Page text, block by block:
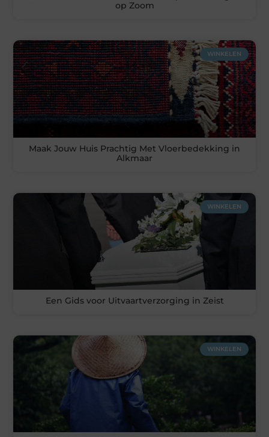
op Zoom
WINKELEN
Maak Jouw Huis Prachtig Met Vloerbedekking in
Alkmaar
WINKELEN
Een Gids voor Uitvaartverzorging in Zeist
WINKELEN